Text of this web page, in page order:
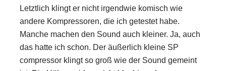
Letztlich klingt er nicht irgendwie komisch wie
andere Kompressoren, die ich getestet habe.
Manche machen den Sound auch kleiner. Ja, auch
das hatte ich schon. Der äußerlich kleine SP
compressor klingt so groß wie der Sound gemeint